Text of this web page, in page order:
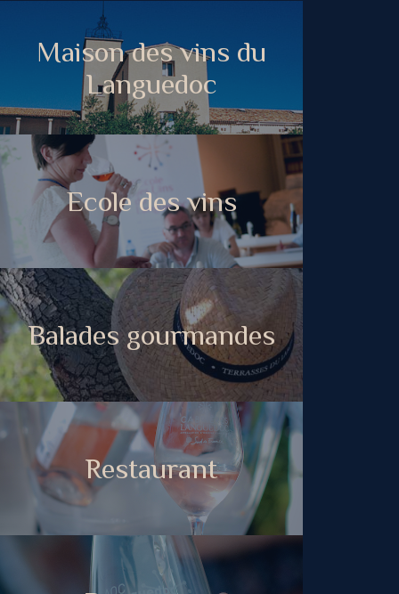
Maison des vins du
Languedoc
Ecole des vins
Balades gourmandes
Restaurant